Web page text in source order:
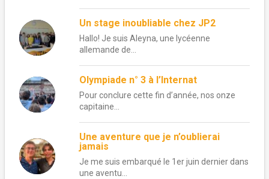
Un stage inoubliable chez JP2
Hallo! Je suis Aleyna, une lycéenne
allemande de...
Olympiade n° 3 à l’Internat
Pour conclure cette fin d’année, nos onze
capitaine...
Une aventure que je n’oublierai
jamais
Je me suis embarqué le 1er juin dernier dans
une aventu...